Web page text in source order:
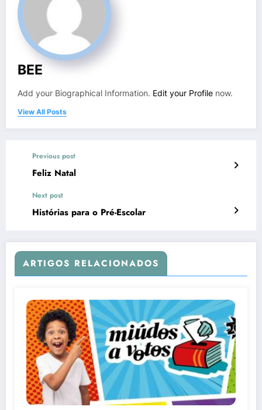
BEE
Add your Biographical Information. Edit your Profile now.
View All Posts
Previous post
Feliz Natal
Next post
Histórias para o Pré-Escolar
ARTIGOS RELACIONADOS